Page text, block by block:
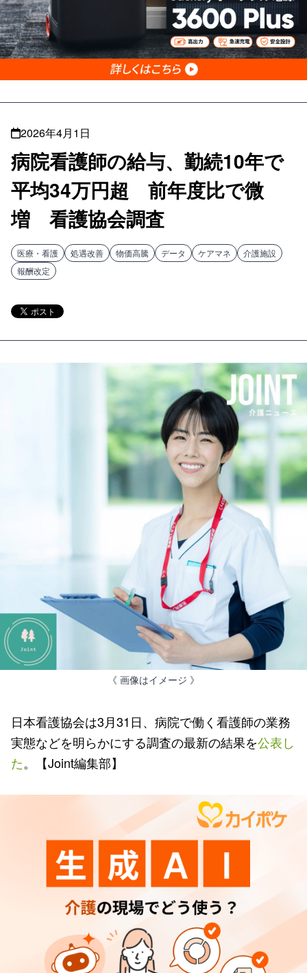
2026年4月1日
病院看護師の給与、勤続10年で
平均34万円超 前年度比で微
増 看護協会調査
医療・看護 処遇改善 物価高騰 データ ケアマネ
介護施設
報酬改定
《 画像はイメージ 》
日本看護協会は3月31日、病院で働く看護師の業務
実態などを明らかにする調査の最新の結果を公表し
た。【Joint編集部】